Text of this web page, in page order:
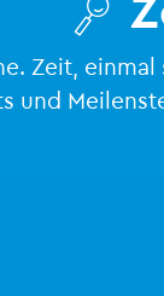

Zeit,
und